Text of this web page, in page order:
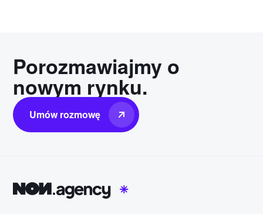
Porozmawiajmy o
nowym rynku.
Umów rozmowę